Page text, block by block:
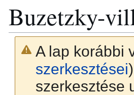
Buzetzky-
A lap korábbi
szerkesztései)
szerkesztése